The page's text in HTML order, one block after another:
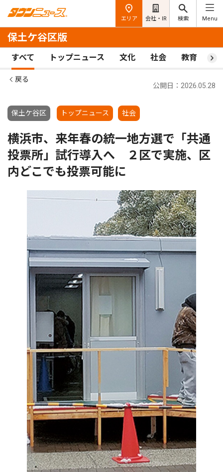
エリア 会社・IR 検索 Menu
保土ケ谷区版
すべて トップニュース 文化 社会 教育 ス
戻る
保土ケ谷区 トップニュース 社会
公開日：2026.05.28
横浜市、来年春の統一地方選で「共通
投票所」試行導入へ ２区で実施、区
内どこでも投票可能に